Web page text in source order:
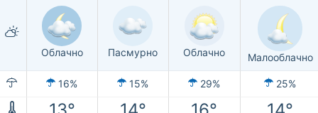
Облачно Пасмурно Облачно Малооблачно
16% 15% 29% 25%